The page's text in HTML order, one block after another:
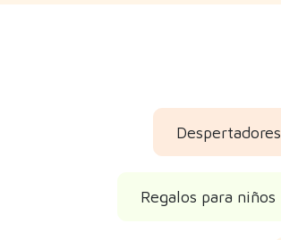
Despertadores
Regalos para niños